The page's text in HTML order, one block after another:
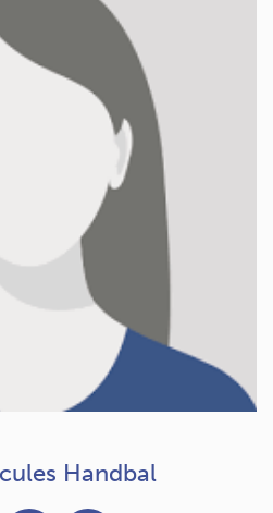
Handbal